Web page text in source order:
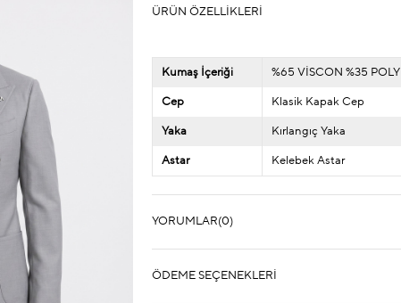
ÜRÜN ÖZELLIKLERI
Kumaş İçeriği %65 VİSCON %35 POLY
Cep Klasik Kapak Cep
Yaka Kırlangıç Yaka
Astar Kelebek Astar
YORUMLAR(0)
ÖDEME SEÇENEKLERI